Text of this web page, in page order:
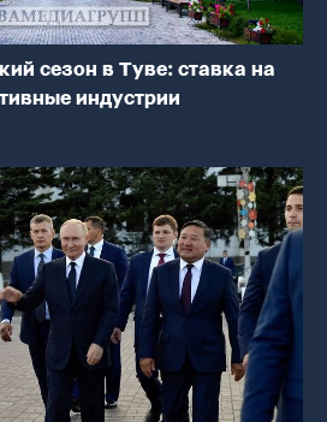
сезон в Туве: ставка на
индустрии